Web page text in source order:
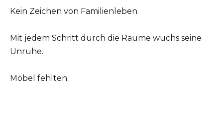
Kein Zeichen von Familienleben.
Mit jedem Schritt durch die Räume wuchs seine
Unruhe.
Möbel fehlten.